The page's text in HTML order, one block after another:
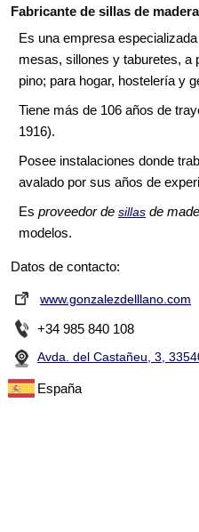
Fabricante de sillas de madera
Es una empresa
mesas, sillones y taburetes, a
pino; para hogar, hostelería y
Tiene más de 106 años de
1916).
Posee instalaciones donde
avalado por sus años de
Es proveedor de sillas de
modelos.
Datos de contacto:
www.gonzalezdelllano.com
+34 985 840 108
Avda. del Castañeu, 3,
España